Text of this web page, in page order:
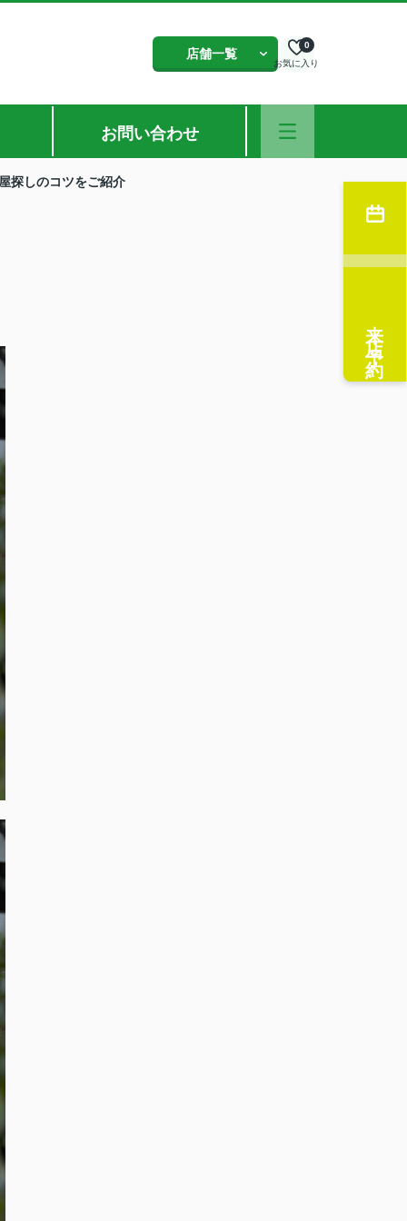
店舗一覧
お気に入り
0
お問い合わせ
探しのコツをご紹介
来店予約